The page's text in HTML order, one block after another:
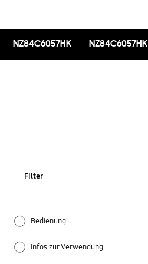
NZ84C6057HK NZ84C6057HK
Filter
Bedienung
Infos zur Verwendung